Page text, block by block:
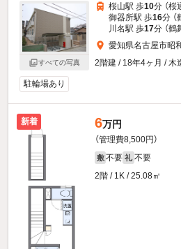
すべての写真
桜山駅 歩10分 （桜
御器所駅 歩16分 （
川名駅 歩17分 （鶴
愛知県名古屋市昭
2階建 / 18年4ヶ月 / 木
駐輪場あり
新着 6万円
（管理費8,500円）
敷 不要 礼 不要
2階 / 1K / 25.08㎡